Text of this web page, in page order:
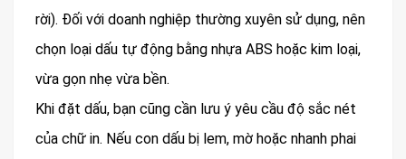
rời). Đối với doanh nghiệp thường xuyên sử dụng, nên
chọn loại dấu tự động bằng nhựa ABS hoặc kim loại,
vừa gọn nhẹ vừa bền.
Khi đặt dấu, bạn cũng cần lưu ý yêu cầu độ sắc nét
của chữ in. Nếu con dấu bị lem, mờ hoặc nhanh phai